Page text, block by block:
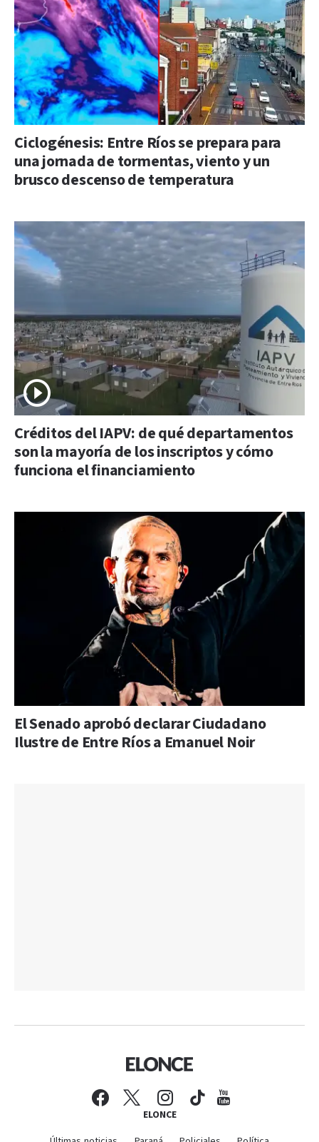
Ciclogénesis: Entre Ríos se prepara para
una jornada de tormentas, viento y un
brusco descenso de temperatura
Créditos del IAPV: de qué departamentos
son la mayoría de los inscriptos y cómo
funciona el financiamiento
El Senado aprobó declarar Ciudadano
Ilustre de Entre Ríos a Emanuel Noir
ELONCE